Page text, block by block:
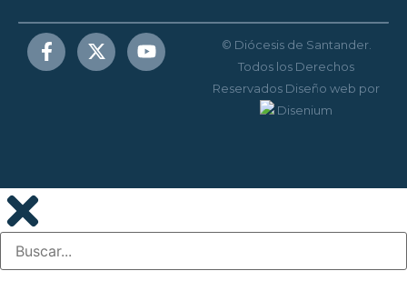
© Diócesis de Santander.
Todos los Derechos
Reservados Diseño web por
Disenium